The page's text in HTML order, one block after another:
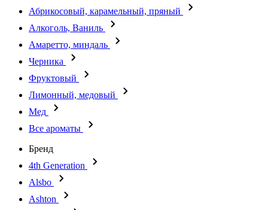
Абрикосовый, карамельный, пряный
Алкоголь, Ваниль
Амаретто, миндаль
Черника
Фруктовый
Лимонный, медовый
Мед
Все ароматы
Бренд
4th Generation
Alsbo
Ashton